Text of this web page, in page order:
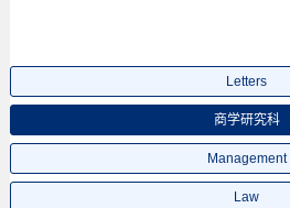
Letters
商学研究科
Management
Law